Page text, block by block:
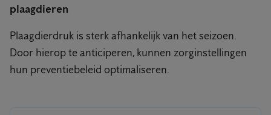
plaagdieren
Plaagdierdruk is sterk afhankelijk van het seizoen.
Door hierop te anticiperen, kunnen zorginstellingen
hun preventiebeleid optimaliseren.